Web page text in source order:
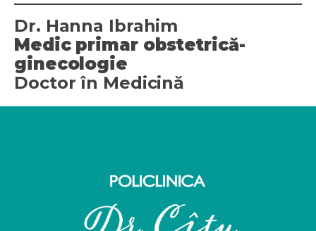
Dr. Hanna Ibrahim
Medic primar obstetrică-
ginecologie
Doctor în Medicină